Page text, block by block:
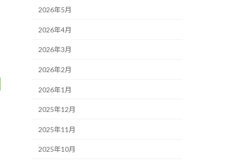
2026年5月
2026年4月
2026年3月
2026年2月
2026年1月
2025年12月
2025年11月
2025年10月